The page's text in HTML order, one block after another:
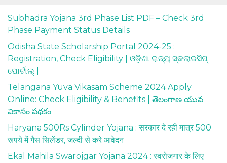
Subhadra Yojana 3rd Phase List PDF – Check 3rd
Phase Payment Status Details
Odisha State Scholarship Portal 2024-25 :
Registration, Check Eligibility | ଓଡ଼ିଶା ରାଜ୍ୟ ସ୍କଲାରସିପ୍
ପୋର୍ଟାଲ୍ |
Telangana Yuva Vikasam Scheme 2024 Apply
Online: Check Eligibility & Benefits | తెలంగాణ యువ
వికాసం పథకం
Haryana 500Rs Cylinder Yojana : सरकार दे रही मात्र 500
रूपये में गैस सिलेंडर, जल्दी से करे आवेदन
Ekal Mahila Swarojgar Yojana 2024 : स्वरोजगार के लिए